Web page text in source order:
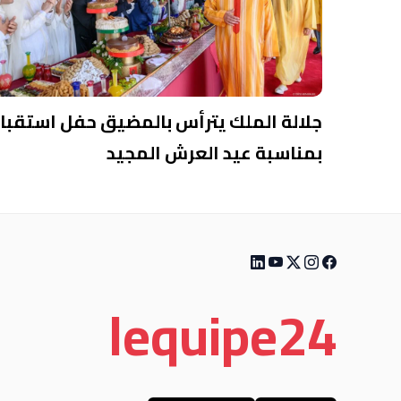
جلالة الملك يترأس بالمضيق حفل
بمناسبة عيد العرش المجيد
lequipe24